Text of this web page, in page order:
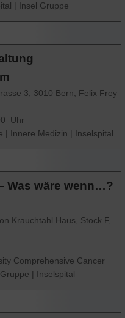
| Insel Gruppe
3, 3010 Bern, Felix Frey
Uhr
| Innere Medizin | Inselspital
Was wäre wenn…?
Krauchtahl Haus, Stock F,
Comprehensive Cancer
| Inselspital